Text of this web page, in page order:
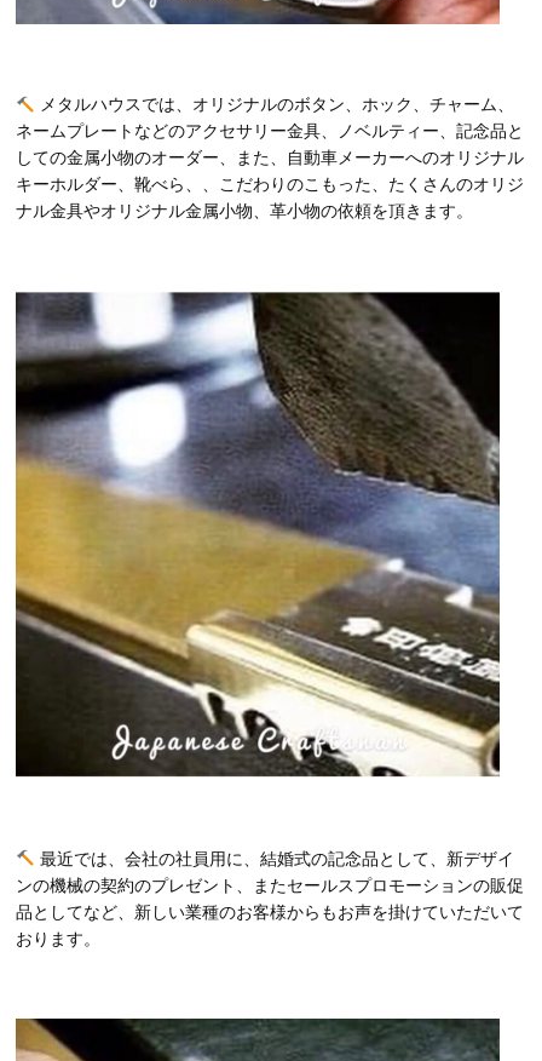
メタルハウスでは、オリジナルのボタン、ホック、チャーム、
ネームプレートなどのアクセサリー金具、ノベルティー、記念品と
しての金属小物のオーダー、また、自動車メーカーへのオリジナル
キーホルダー、靴べら、、こだわりのこもった、たくさんのオリジ
ナル金具やオリジナル金属小物、革小物の依頼を頂きます。
最近では、会社の社員用に、結婚式の記念品として、新デザイ
ンの機械の契約のプレゼント、またセールスプロモーションの販促
品としてなど、新しい業種のお客様からもお声を掛けていただいて
おります。